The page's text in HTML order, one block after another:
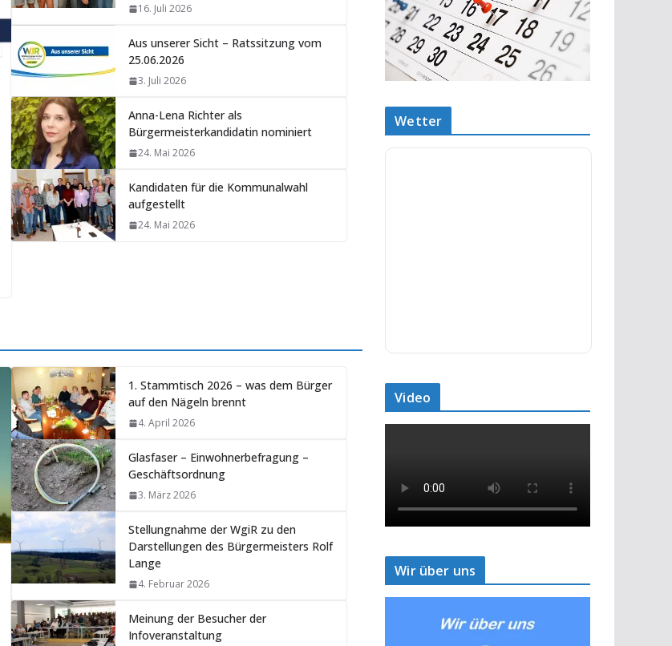
16. Juli 2026
Aus unserer Sicht – Ratssitzung vom
25.06.2026
3. Juli 2026
Anna-Lena Richter als
Bürgermeisterkandidatin nominiert
24. Mai 2026
Kandidaten für die Kommunalwahl
aufgestellt
24. Mai 2026
1. Stammtisch 2026 – was dem Bürger
auf den Nägeln brennt
4. April 2026
Glasfaser – Einwohnerbefragung –
Geschäftsordnung
3. März 2026
Stellungnahme der WgiR zu den
Darstellungen des Bürgermeisters Rolf
Lange
4. Februar 2026
Meinung der Besucher der
Infoveranstaltung
Wetter
Video
Wir über uns